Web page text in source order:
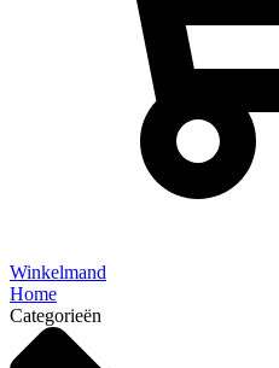
Winkelmand
Home
Categorieën